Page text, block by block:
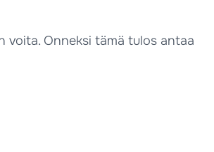
voita. Onneksi tämä tulos antaa